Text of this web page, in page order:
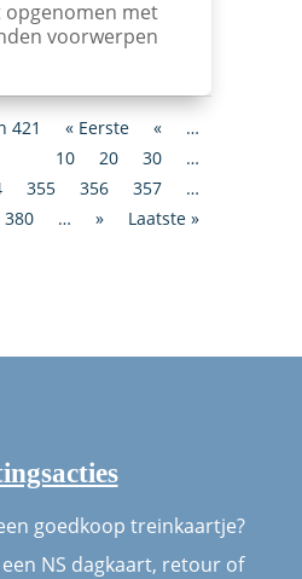
met
voorwerpen
421 « Eerste «
…
10
20 30
…
355 356 357
…
380 … » Laatste »
goedkoop treinkaartje?
NS dagkaart, retour of